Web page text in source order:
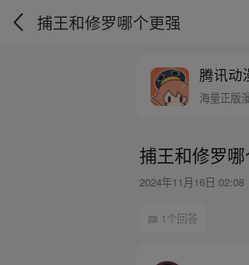
捕王和修罗哪个更强
腾讯动
海量正版
捕王和修罗
2024年11月16日 02:08
1个回答